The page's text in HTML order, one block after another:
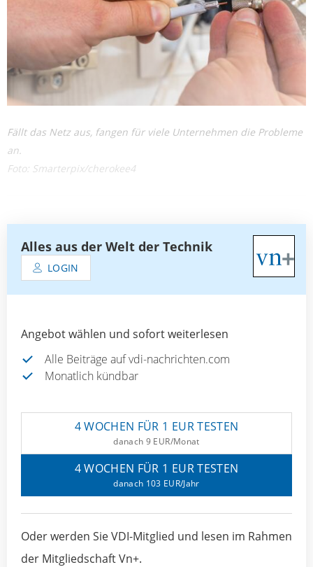
Fällt das Netz aus, fangen für viele Unternehmen die Probleme
an.
Foto: Smarterpix/cherokee4
Alles aus der Welt der Technik
LOGIN
Angebot wählen und sofort weiterlesen
Alle Beiträge auf vdi-nachrichten.com
Monatlich kündbar
4 WOCHEN FÜR 1 EUR TESTEN
danach 9 EUR/Monat
4 WOCHEN FÜR 1 EUR TESTEN
danach 103 EUR/Jahr
Oder werden Sie VDI-Mitglied und lesen im Rahmen
der Mitgliedschaft Vn+.